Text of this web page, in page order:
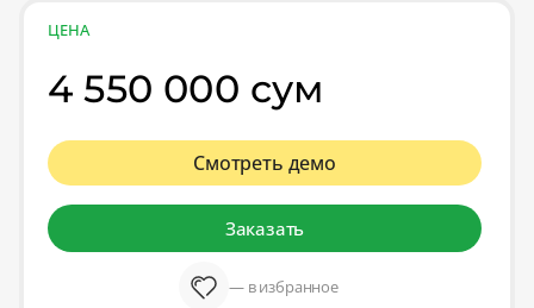
ЦЕНА
4 550 000 сум
Смотреть демо
Заказать
— в избранное